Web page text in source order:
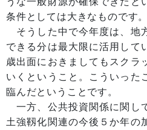
条件としては大きなものです。
そうした中で今年度は、地
できる分は最大限に活用して
歳出面におきましてもスクラ
いくということ。こういった
臨んだということです。
一方、公共投資関係に関し
土強靱化関連の今後５か年の